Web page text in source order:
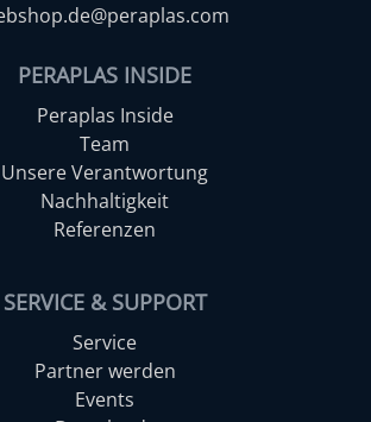
PERAPLAS INSIDE
Peraplas Inside
Team
Unsere Verantwortung
Nachhaltigkeit
Referenzen
SERVICE & SUPPORT
Service
Partner werden
Events